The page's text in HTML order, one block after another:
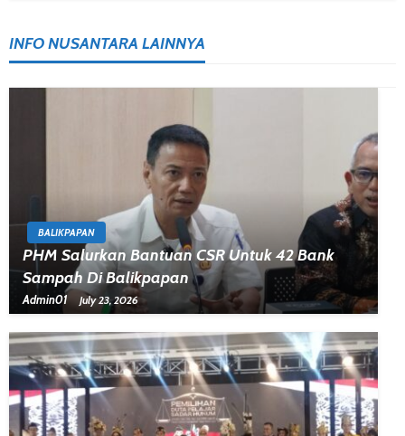
INFO NUSANTARA LAINNYA
BALIKPAPAN
PHM Salurkan Bantuan CSR Untuk 42 Bank
Sampah Di Balikpapan
Admin01 July 23, 2026